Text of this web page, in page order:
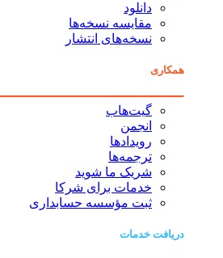
دانلود
مقایسه نسخه‌ها
نسخه‌های انتشار
همکاری
گیت‌هاب
انجمن
رویدادها
ترجمه‌ها
شریک ما شوید
خدمات برای شرکا
ثبت مؤسسه حسابداری
دریافت خدمات